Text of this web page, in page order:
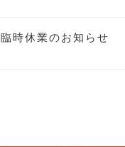
臨時休業のお知らせ